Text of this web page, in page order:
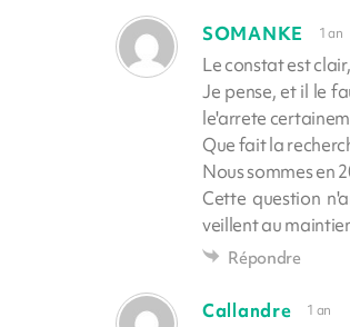
SOMANKE 1 an
Le constat est
Je pense, et il le
le'arrete
Que fait la
Nous sommes en
Cette question
veillent au
Répondre
Callandre 1 an